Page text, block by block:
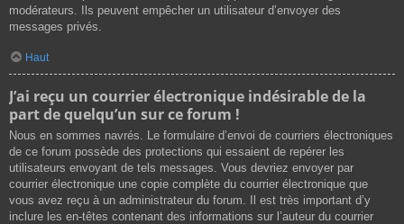
modérateurs. Ils peuvent empêcher un utilisateur d’envoyer des
messages privés.
Haut
J’ai reçu un courrier électronique indésirable de la
part de quelqu’un sur ce forum !
Nous en sommes navrés. Le formulaire d’envoi de courriers électroniques
de ce forum possède des protections qui essaient de repérer les
utilisateurs envoyant de tels messages. Vous devriez envoyer par
courrier électronique une copie complète du courrier électronique que
vous avez reçu à un administrateur du forum. Il est très important d’y
inclure les en-têtes contenant des informations sur l’auteur du courrier